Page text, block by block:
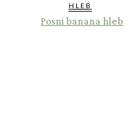
HLEB
Posni banana hleb